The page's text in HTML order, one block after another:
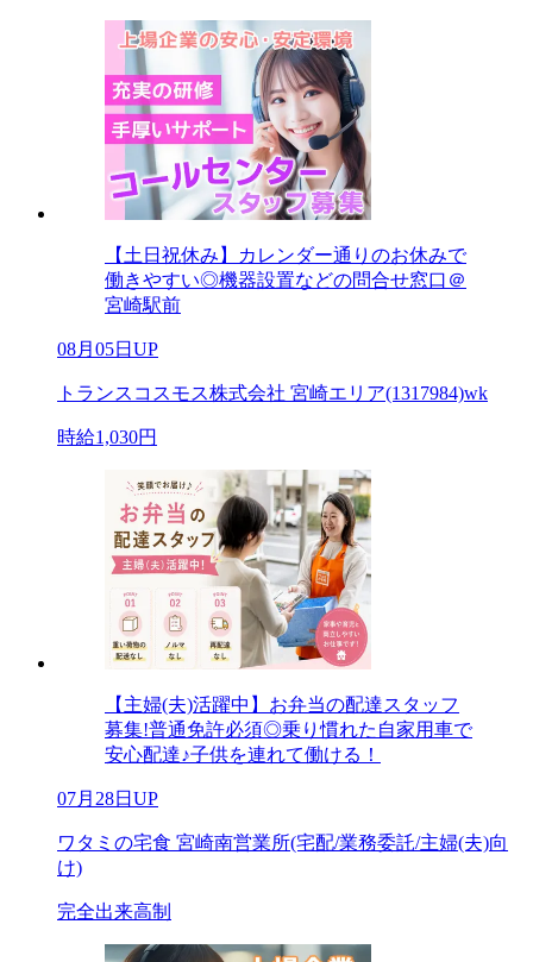
【土日祝休み】カレンダー通りのお休みで
働きやすい◎機器設置などの問合せ窓口＠
宮崎駅前
08月05日UP
トランスコスモス株式会社 宮崎エリア(1317984)wk
時給1,030円
【主婦(夫)活躍中】お弁当の配達スタッフ
募集!普通免許必須◎乗り慣れた自家用車で
安心配達♪子供を連れて働ける！
07月28日UP
ワタミの宅食 宮崎南営業所(宅配/業務委託/主婦(夫)向
け)
完全出来高制